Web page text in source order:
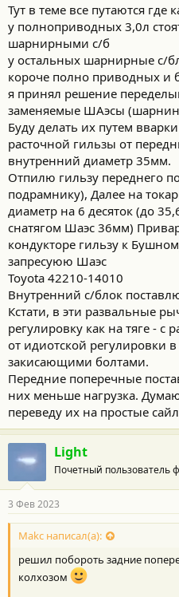
Тут в теме все путаются где
у полноприводных 3,0л
шарнирными с/б
у остальных шарнирные с/
короче полно приводных и
я принял решение
заменяемые ШАэсы
Буду делать их путем
расточной гильзы от
внутренний диаметр 35мм.
Отпилю гильзу переднего
подрамнику), Далее на
диаметр на 6 десяток (до
снатягом Шаэс 36мм)
кондукторе гильзу к
запресуюю Шаэс
Toyota 42210-14010
Внутренний с/блок
Кстати, в эти развальные
регулировку как на тяге - с
от идиотской регулировки
закисающими болтами.
Передние поперечные
них меньше нагрузка.
переведу их на простые
Light
Почетный пользователь
3 Фев 2023
Makc написал(а):
решил побороть задние
колхозом